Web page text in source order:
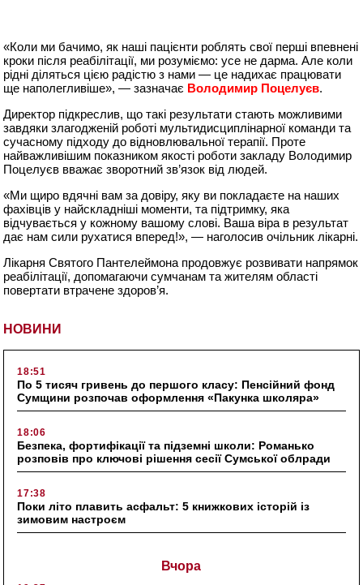
НОВИНИ
18:51
По 5 тисяч гривень до першого класу: Пенсійний фонд
Сумщини розпочав оформлення «Пакунка школяра»
18:06
Безпека, фортифікації та підземні школи: Романько
розповів про ключові рішення сесії Сумської облради
17:38
Поки літо плавить асфальт: 5 книжкових історій із
зимовим настроєм
Вчора
«Коли ми бачимо, як наші пацієнти роблять свої перші впевнені
кроки після реабілітації, ми розуміємо: усе не дарма. Але коли
рідні діляться цією радістю з нами — це надихає працювати
ще наполегливіше», — зазначає Володимир Поцелуєв.
Директор підкреслив, що такі результати стають можливими
завдяки злагодженій роботі мультидисциплінарної команди та
сучасному підходу до відновлювальної терапії. Проте
найважливішим показником якості роботи закладу Володимир
Поцелуєв вважає зворотний зв’язок від людей.
«Ми щиро вдячні вам за довіру, яку ви покладаєте на наших
фахівців у найскладніші моменти, та підтримку, яка
відчувається у кожному вашому слові. Ваша віра в результат
дає нам сили рухатися вперед!», — наголосив очільник лікарні.
Лікарня Святого Пантелеймона продовжує розвивати напрямок
реабілітації, допомагаючи сумчанам та жителям області
повертати втрачене здоров’я.